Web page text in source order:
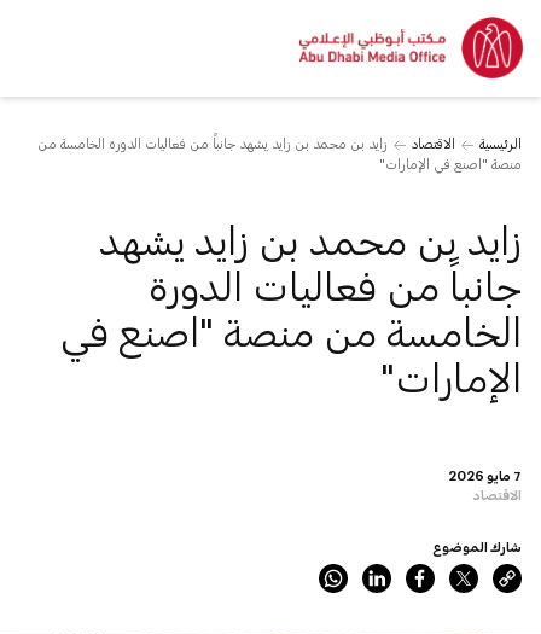
الرئيسية الاقتصاد
زايد بن محمد بن زايد يشهد جانباً من فعاليات الدورة الخامسة من
منصة "اصنع في الإمارات"
7 مايو 2026
الاقتصاد
زايد بن محمد بن زايد يشهد
جانباً من فعاليات الدورة
الخامسة من منصة "اصنع في
الإمارات"
شارك الموضوع